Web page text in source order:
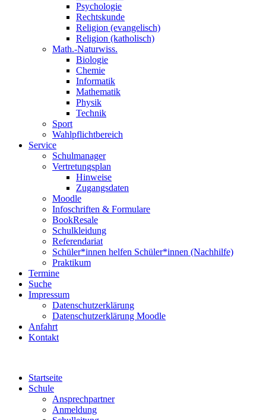
Psychologie
Rechtskunde
Religion (evangelisch)
Religion (katholisch)
Math.-Naturwiss.
Biologie
Chemie
Informatik
Mathematik
Physik
Technik
Sport
Wahlpflichtbereich
Service
Schulmanager
Vertretungsplan
Hinweise
Zugangsdaten
Moodle
Infoschriften & Formulare
BookResale
Schulkleidung
Referendariat
Schüler*innen helfen Schüler*innen (Nachhilfe)
Praktikum
Termine
Suche
Impressum
Datenschutzerklärung
Datenschutzerklärung Moodle
Anfahrt
Kontakt
Startseite
Schule
Ansprechpartner
Anmeldung